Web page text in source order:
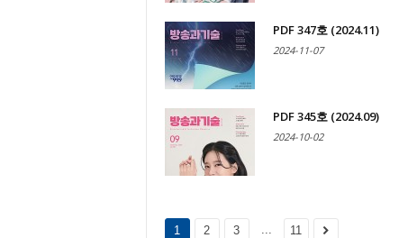
PDF 347호 (2024.11)
2024-11-07
PDF 345호 (2024.09)
2024-10-02
1 2 3 ... 11